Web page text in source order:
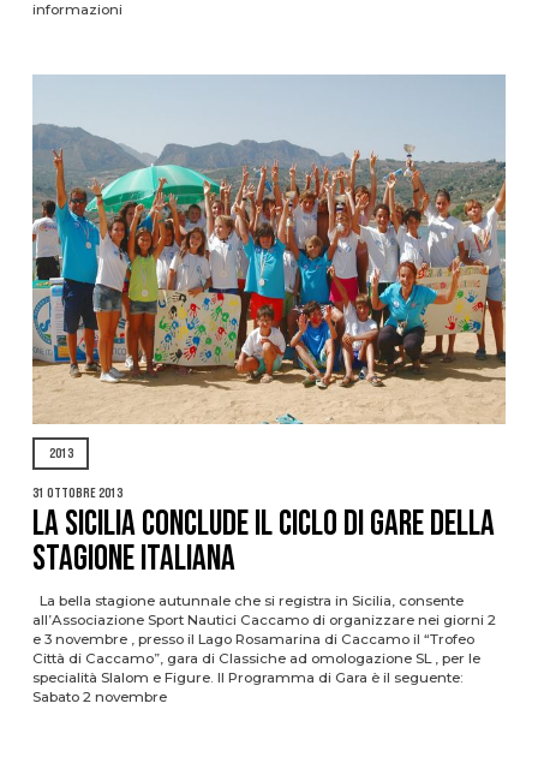
informazioni
2013
31 Ottobre 2013
LA SICILIA CONCLUDE IL CICLO DI GARE DELLA
STAGIONE ITALIANA
La bella stagione autunnale che si registra in Sicilia, consente
all’Associazione Sport Nautici Caccamo di organizzare nei giorni 2
e 3 novembre , presso il Lago Rosamarina di Caccamo il “Trofeo
Città di Caccamo”, gara di Classiche ad omologazione SL , per le
specialità Slalom e Figure. Il Programma di Gara è il seguente:
Sabato 2 novembre